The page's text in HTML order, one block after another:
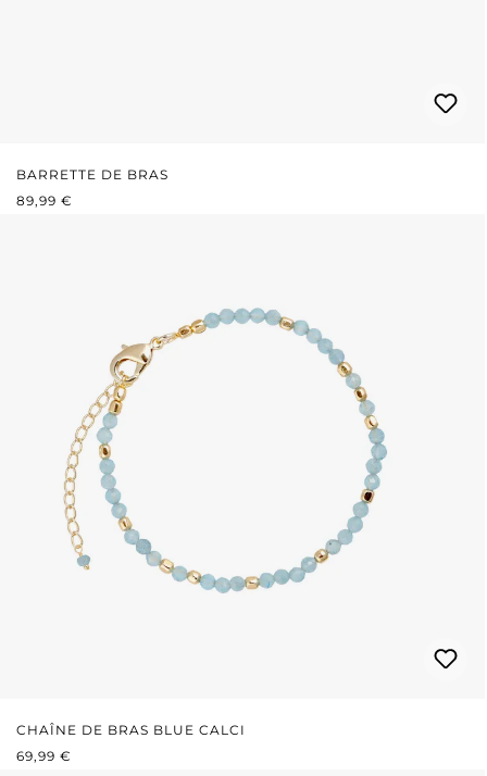
BARRETTE DE BRAS
PRIX RÉGULIER :
89,99 €
CHAÎNE DE BRAS BLUE CALCI
PRIX RÉGULIER :
69,99 €